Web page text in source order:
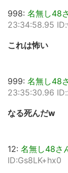
998: 名無し48
23:34:58.95
これは怖い
999: 名無し48
23:35:30.96
なる死んだw
12: 名無し48さ
ID:Gs8LK+hx0